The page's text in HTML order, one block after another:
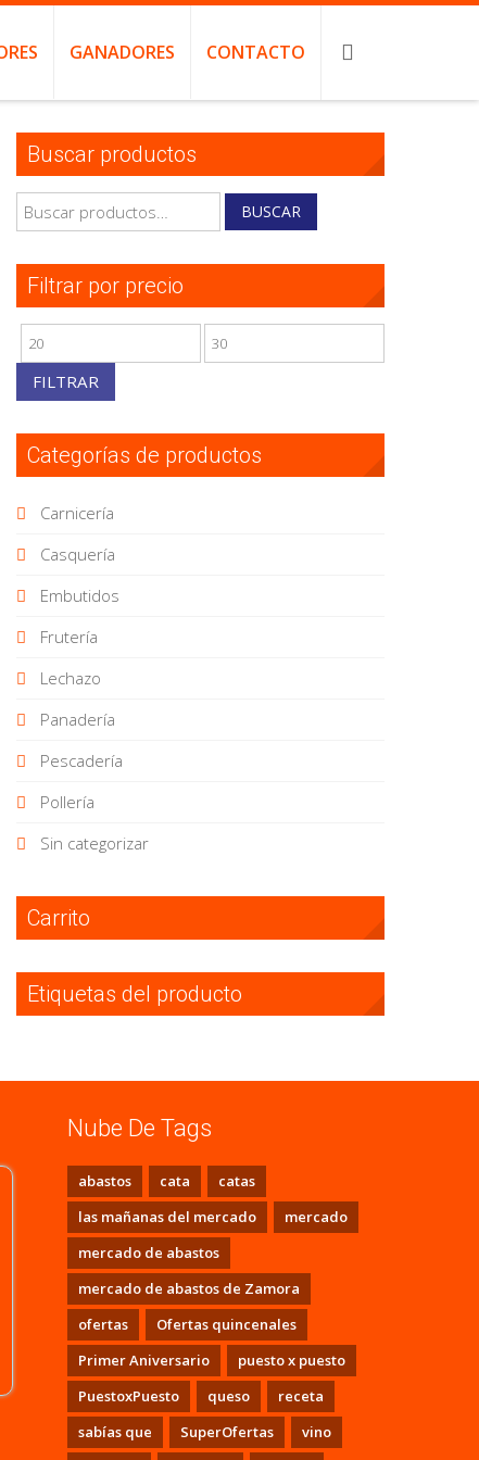
GANADORES CONTACTO
Buscar productos
Buscar
por:
BUSCAR
Filtrar por precio
Precio
mínimo
Precio
FILTRAR
Categorías de productos
Carnicería
Casquería
Embutidos
Frutería
Lechazo
Panadería
Pescadería
Pollería
Sin categorizar
Carrito
Etiquetas del producto
Nube De Tags
abastos cata
catas
las mañanas del mercado
mercado
mercado de abastos
mercado de abastos de Zamora
ofertas
Ofertas quincenales
Primer Aniversario
puesto x puesto
PuestoxPuesto
queso
receta
sabías que
SuperOfertas
vino